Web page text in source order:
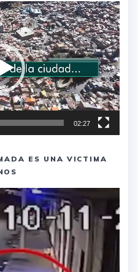
Reproductor
de
vídeo
02:27
ES UNA VICTIMA
Reproductor
de
vídeo